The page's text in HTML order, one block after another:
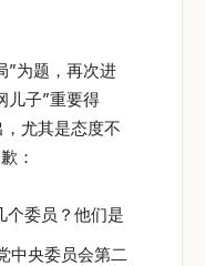
”为题，再次进
儿子”重要得
尤其是态度不
：
个委员？他们是
中央委员会第二